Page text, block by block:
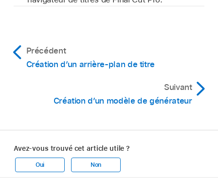
Précédent
Création d’un arrière-plan de titre
Suivant
Création d’un modèle de générateur
Avez-vous trouvé cet article utile ?
Oui Non